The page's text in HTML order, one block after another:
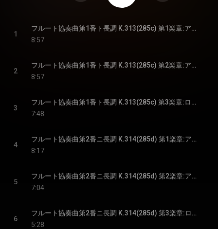
1
フルート協奏曲第1番ト長調 K.313(285c) 第1楽章:アレグロ・マエストーソ
8:57
2
フルート協奏曲第1番ト長調 K.313(285c) 第2楽章:アダージョ・マ・ノン・トロッポ
8:57
3
フルート協奏曲第1番ト長調 K.313(285c) 第3楽章:ロンド、テンポ・ディ・メヌエット
7:48
4
フルート協奏曲第2番ニ長調 K.314(285d) 第1楽章:アレグロ・アペルト
8:17
5
フルート協奏曲第2番ニ長調 K.314(285d) 第2楽章:アダージョ(アンダンテ)・マ・ノン・トロッポ
7:04
6
フルート協奏曲第2番ニ長調 K.314(285d) 第3楽章:ロンド、アレグロ
5:28